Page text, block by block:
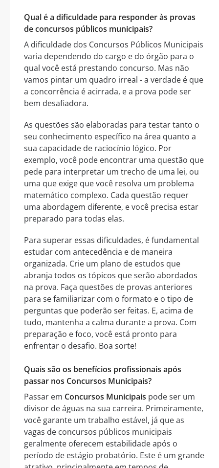
Qual é a dificuldade para responder às provas
de concursos públicos municipais?
A dificuldade dos Concursos Públicos Municipais
varia dependendo do cargo e do órgão para o
qual você está prestando concurso. Mas não
vamos pintar um quadro irreal - a verdade é que
a concorrência é acirrada, e a prova pode ser
bem desafiadora.
As questões são elaboradas para testar tanto o
seu conhecimento específico na área quanto a
sua capacidade de raciocínio lógico. Por
exemplo, você pode encontrar uma questão que
pede para interpretar um trecho de uma lei, ou
uma que exige que você resolva um problema
matemático complexo. Cada questão requer
uma abordagem diferente, e você precisa estar
preparado para todas elas.
Para superar essas dificuldades, é fundamental
estudar com antecedência e de maneira
organizada. Crie um plano de estudos que
abranja todos os tópicos que serão abordados
na prova. Faça questões de provas anteriores
para se familiarizar com o formato e o tipo de
perguntas que poderão ser feitas. E, acima de
tudo, mantenha a calma durante a prova. Com
preparação e foco, você está pronto para
enfrentar o desafio. Boa sorte!
Quais são os benefícios profissionais após
passar nos Concursos Municipais?
Passar em Concursos Municipais pode ser um
divisor de águas na sua carreira. Primeiramente,
você garante um trabalho estável, já que as
vagas de concursos públicos municipais
geralmente oferecem estabilidade após o
período de estágio probatório. Este é um grande